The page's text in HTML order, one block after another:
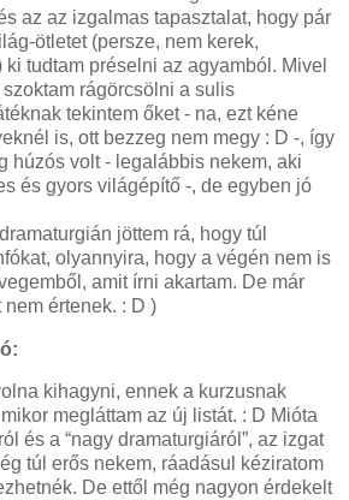
az az izgalmas tapasztalat, hogy pár
ötletet (persze, nem kerek,
tudtam préselni az agyamból. Mivel
rágörcsölni a sulis
tekintem őket - na, ezt kéne
is, ott bezzeg nem megy : D -, így
húzós volt - legalábbis nekem, aki
és gyors világépítő -, de egyben jó
jöttem rá, hogy túl
olyannyira, hogy a végén nem is
amit írni akartam. De már
nem értenek. : D )
kihagyni, ennek a kurzusnak
megláttam az új listát. : D Mióta
és a “nagy dramaturgiáról”, az izgat
túl erős nekem, ráadásul kéziratom
De ettől még nagyon érdekelt